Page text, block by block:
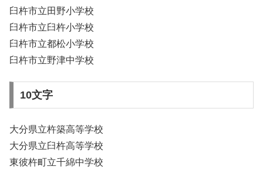
臼杵市立田野小学校
臼杵市立臼杵小学校
臼杵市立都松小学校
臼杵市立野津中学校
10文字
大分県立杵築高等学校
大分県立臼杵高等学校
東彼杵町立千綿中学校